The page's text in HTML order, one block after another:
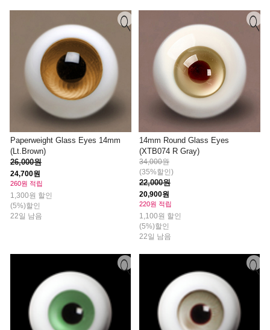
Paperweight Glass Eyes 14mm
(Lt.Brown)
26,000원
24,700원
260원 적립
1,300원 할인
(5%)할인
22일 남음
14mm Round Glass Eyes
(XTB074 R Gray)
34,000원
(35%할인)
22,000원
20,900원
220원 적립
1,100원 할인
(5%)할인
22일 남음